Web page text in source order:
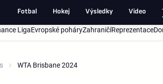
Fotbal Hokej Výsledky Video
LigaEvropské poháryZahraničíReprezentace
WTA Brisbane 2024